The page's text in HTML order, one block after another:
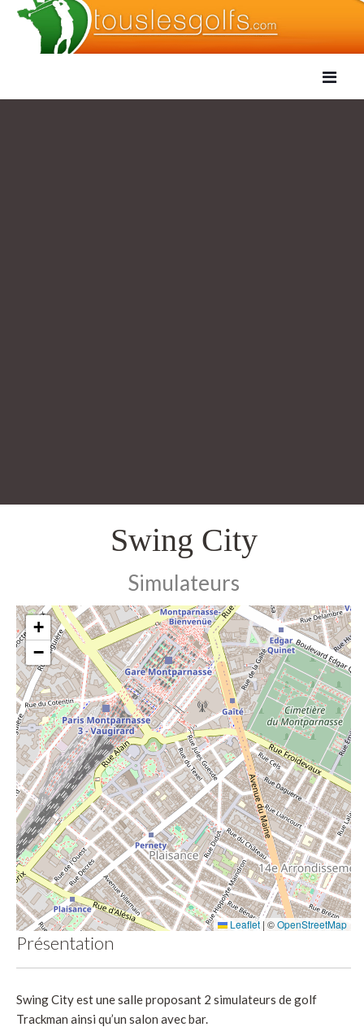
Swing City
Simulateurs
+
−
Leaflet | ©OpenStreetMap
Présentation
Swing City est une salle proposant 2 simulateurs de golf
Trackman ainsi qu’un salon avec bar.